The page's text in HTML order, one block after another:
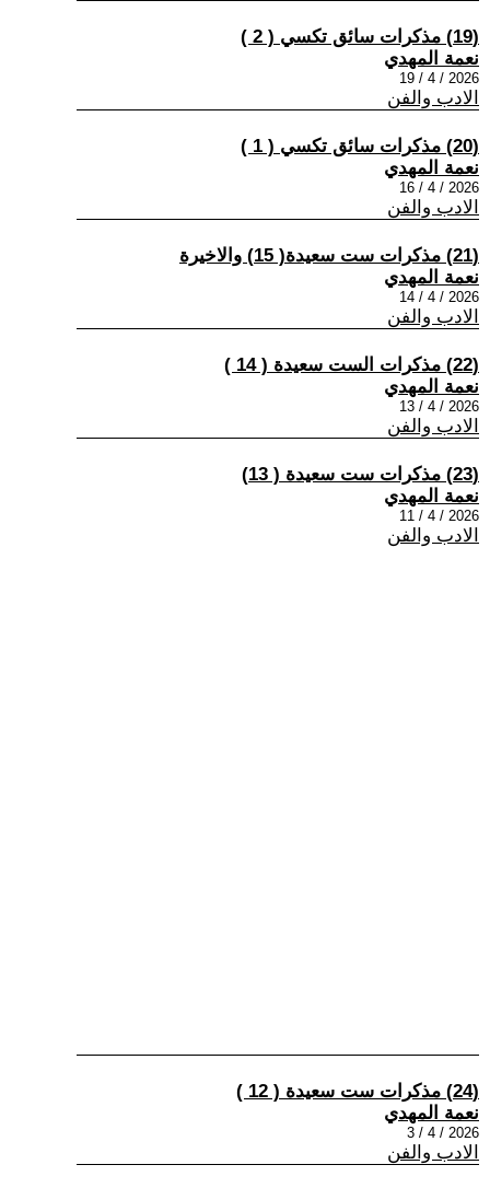
(19) مذكرات سائق تكسي ( 2 )
نعمة المهدي
2026 / 4 / 19
الادب والفن
(20) مذكرات سائق تكسي ( 1 )
نعمة المهدي
2026 / 4 / 16
الادب والفن
(21) مذكرات ست سعيدة( 15) والاخيرة
نعمة المهدي
2026 / 4 / 14
الادب والفن
(22) مذكرات الست سعيدة ​( 14 )
نعمة المهدي
2026 / 4 / 13
الادب والفن
(23) مذكرات ست سعيدة ( 13)
نعمة المهدي
2026 / 4 / 11
الادب والفن
(24) مذكرات ست سعيدة ( 12 )
نعمة المهدي
2026 / 4 / 3
الادب والفن